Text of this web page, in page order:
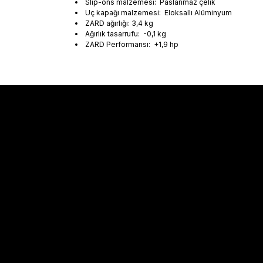
Slip-ons malzemesi: Paslanmaz çelik
Uç kapağı malzemesi: Eloksallı Alüminyum
ZARD ağırlığı: 3,4 kg
Ağırlık tasarrufu: -0,1 kg
ZARD Performansı: +1,9 hp